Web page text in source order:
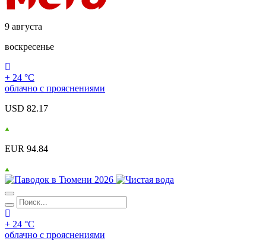
9 августа
воскресенье
+ 24 °С
облачно с прояснениями
USD 82.17
EUR 94.84
+ 24 °С
облачно с прояснениями